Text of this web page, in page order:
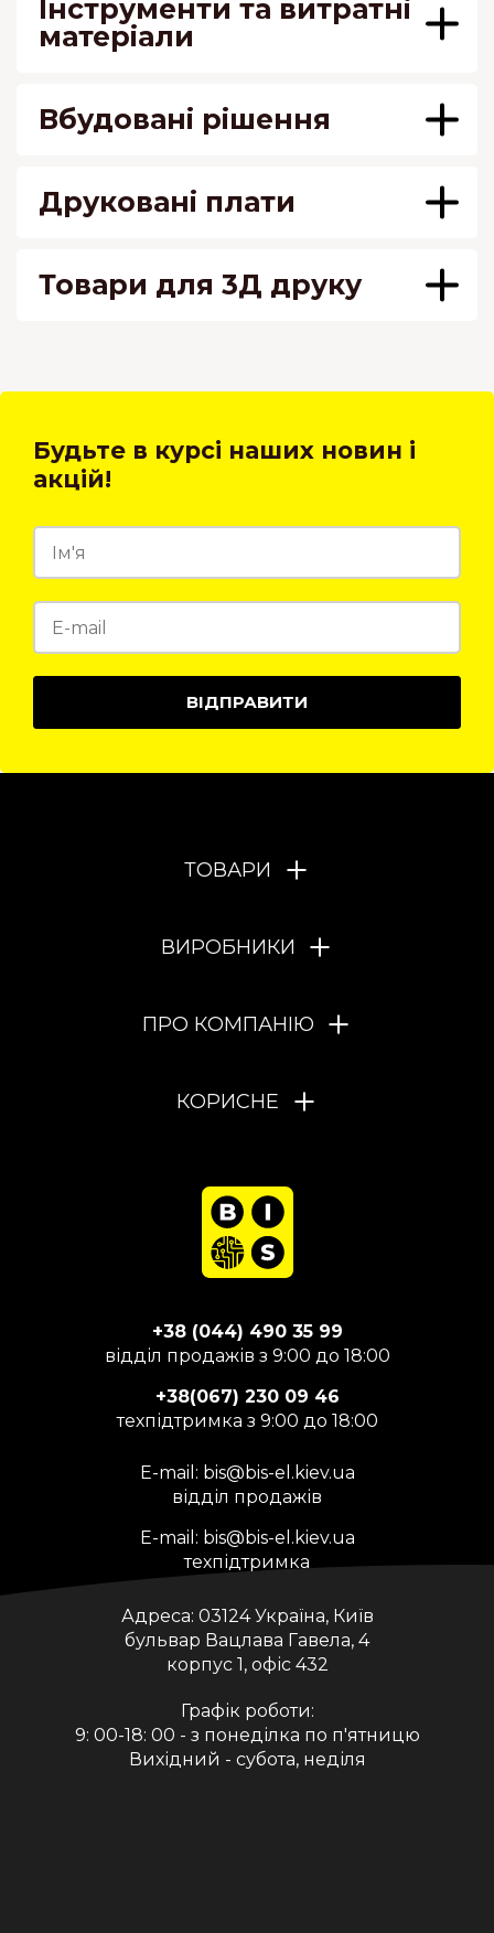
Інструменти та витратні
матеріали
Вбудовані рішення
Друковані плати
Товари для 3Д друку
Будьте в курсі наших новин і
акцій!
ВІДПРАВИТИ
ТОВАРИ
ВИРОБНИКИ
ПРО КОМПАНІЮ
КОРИСНЕ
+38 (044) 490 35 99
відділ продажів з 9:00 до 18:00
+38(067) 230 09 46
техпідтримка з 9:00 до 18:00
E-mail: bis@bis-el.kiev.ua
відділ продажів
E-mail: bis@bis-el.kiev.ua
техпідтримка
Адреса: 03124 Україна, Київ
бульвар Вацлава Гавела, 4
корпус 1, офіс 432
Графік роботи:
9: 00-18: 00 - з понеділка по п'ятницю
Вихідний - субота, неділя